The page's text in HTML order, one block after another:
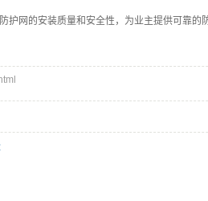
护网的安装质量和安全性，为业主提供可靠的